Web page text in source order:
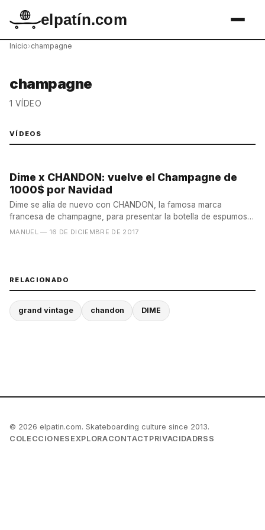
elpatín.com
Inicio›champagne
champagne
1 VÍDEO
VÍDEOS
Dime x CHANDON: vuelve el Champagne de
1000$ por Navidad
Dime se alía de nuevo con CHANDON, la famosa marca
francesa de champagne, para presentar la botella de espumoso
más...
MANUEL — 16 DE DICIEMBRE DE 2017
RELACIONADO
grand vintage chandon DIME
© 2026 elpatin.com. Skateboarding culture since 2013.
COLECCIONES EXPLORACONTACT PRIVACIDADRSS